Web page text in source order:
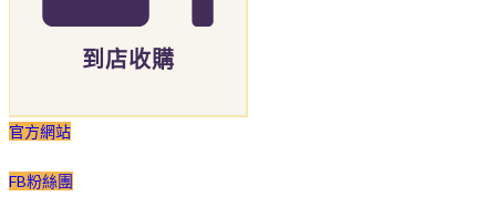
到店收購
官方網站
FB粉絲團